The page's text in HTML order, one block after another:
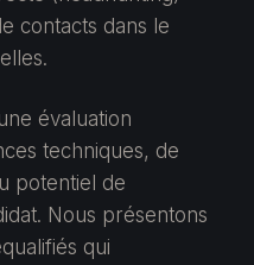
contacts dans le
évaluation
techniques, de
potentiel de
Nous présentons
qui